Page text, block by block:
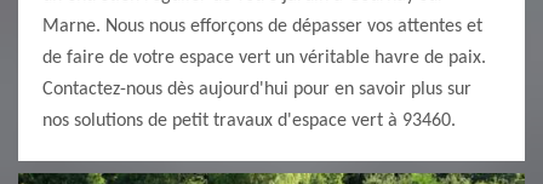
Marne. Nous nous efforçons de dépasser vos attentes et
de faire de votre espace vert un véritable havre de paix.
Contactez-nous dès aujourd'hui pour en savoir plus sur
nos solutions de petit travaux d'espace vert à 93460.